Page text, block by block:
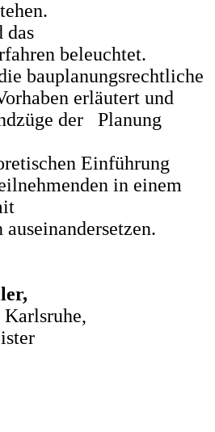
das
beleuchtet.
bauplanungsrechtliche
erläutert und
der Planung
Einführung
in einem
Karlsruhe,